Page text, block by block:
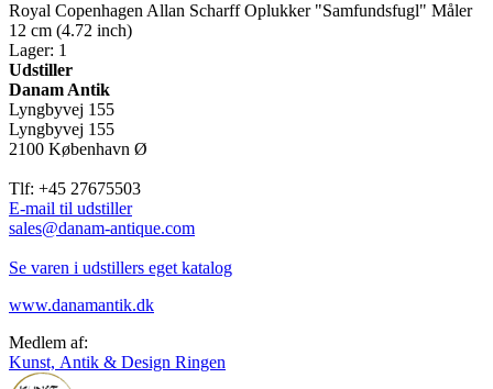
Royal Copenhagen Allan Scharff Oplukker "Samfundsfugl" Måler
12 cm (4.72 inch)
Lager: 1
Udstiller
Danam Antik
Lyngbyvej 155
Lyngbyvej 155
2100 København Ø
Tlf: +45 27675503
E-mail til udstiller
sales@danam-antique.com
Se varen i udstillers eget katalog
www.danamantik.dk
Medlem af:
Kunst, Antik & Design Ringen